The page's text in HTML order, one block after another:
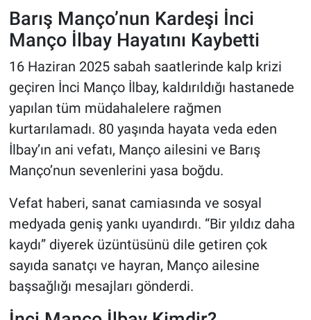
Barış Manço’nun Kardeşi İnci
Manço İlbay Hayatını Kaybetti
16 Haziran 2025 sabah saatlerinde kalp krizi
geçiren İnci Manço İlbay, kaldırıldığı hastanede
yapılan tüm müdahalelere rağmen
kurtarılamadı. 80 yaşında hayata veda eden
İlbay’ın ani vefatı, Manço ailesini ve Barış
Manço’nun sevenlerini yasa boğdu.
Vefat haberi, sanat camiasında ve sosyal
medyada geniş yankı uyandırdı. “Bir yıldız daha
kaydı” diyerek üzüntüsünü dile getiren çok
sayıda sanatçı ve hayran, Manço ailesine
başsağlığı mesajları gönderdi.